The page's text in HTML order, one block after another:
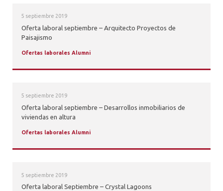
5 septiembre 2019
Oferta laboral septiembre – Arquitecto Proyectos de
Paisajismo
Ofertas laborales Alumni
5 septiembre 2019
Oferta laboral septiembre – Desarrollos inmobiliarios de
viviendas en altura
Ofertas laborales Alumni
5 septiembre 2019
Oferta laboral Septiembre – Crystal Lagoons